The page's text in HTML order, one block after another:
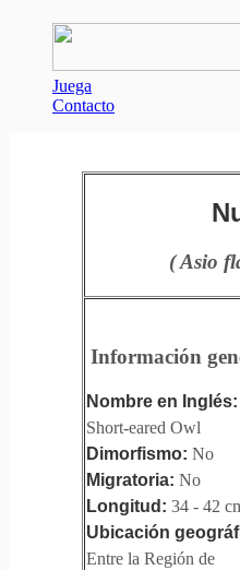
Juega
Contacto
( Asio
Información
Nombre en Inglés:
Short-eared Owl
Dimorfismo: No
Migratoria: No
Longitud: 34 - 42
Ubicación
Entre la Región de